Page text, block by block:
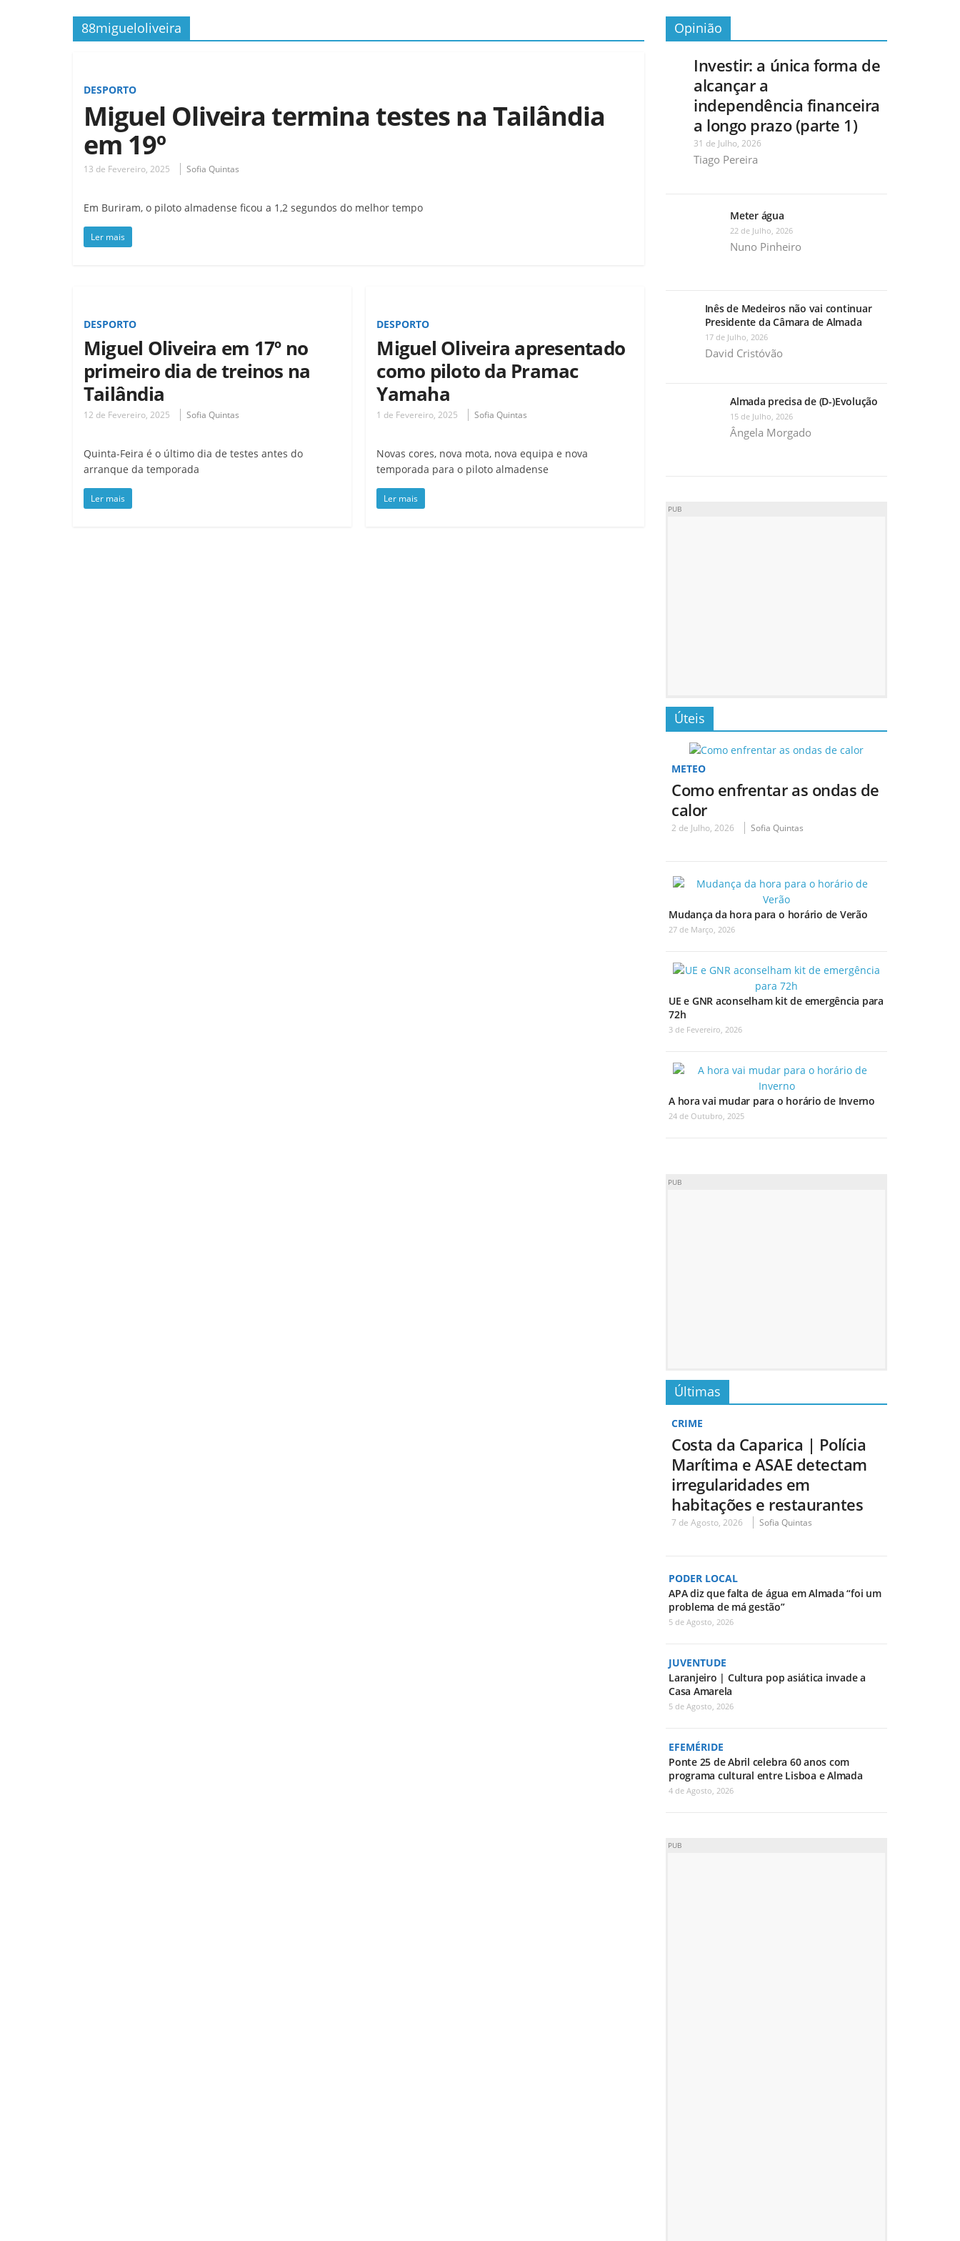
88migueloliveira
DESPORTO
Miguel Oliveira termina testes na Tailândia
em 19º
13 de Fevereiro, 2025 Sofia Quintas
Em Buriram, o piloto almadense ficou a 1,2 segundos do melhor tempo
Ler mais
DESPORTO
Miguel Oliveira em 17º no
primeiro dia de treinos na
Tailândia
12 de Fevereiro, 2025 Sofia Quintas
Quinta-Feira é o último dia de testes antes do
arranque da temporada
Ler mais
DESPORTO
Miguel Oliveira apresentado
como piloto da Pramac
Yamaha
1 de Fevereiro, 2025 Sofia Quintas
Novas cores, nova mota, nova equipa e nova
temporada para o piloto almadense
Ler mais
Opinião
Investir: a única forma de
alcançar a
independência financeira
a longo prazo (parte 1)
31 de Julho, 2026
Tiago Pereira
Meter água
22 de Julho, 2026
Nuno Pinheiro
Inês de Medeiros não vai continuar
Presidente da Câmara de Almada
17 de Julho, 2026
David Cristóvão
Almada precisa de (D-)Evolução
15 de Julho, 2026
Ângela Morgado
PUB
Úteis
METEO
Como enfrentar as ondas de
calor
2 de Julho, 2026 Sofia Quintas
Mudança da hora para o horário de Verão
27 de Março, 2026
UE e GNR aconselham kit de emergência para
72h
3 de Fevereiro, 2026
A hora vai mudar para o horário de Inverno
24 de Outubro, 2025
PUB
Últimas
CRIME
Costa da Caparica | Polícia
Marítima e ASAE detectam
irregularidades em
habitações e restaurantes
7 de Agosto, 2026 Sofia Quintas
PODER LOCAL
APA diz que falta de água em Almada “foi um
problema de má gestão”
5 de Agosto, 2026
JUVENTUDE
Laranjeiro | Cultura pop asiática invade a
Casa Amarela
5 de Agosto, 2026
EFEMÉRIDE
Ponte 25 de Abril celebra 60 anos com
programa cultural entre Lisboa e Almada
4 de Agosto, 2026
PUB